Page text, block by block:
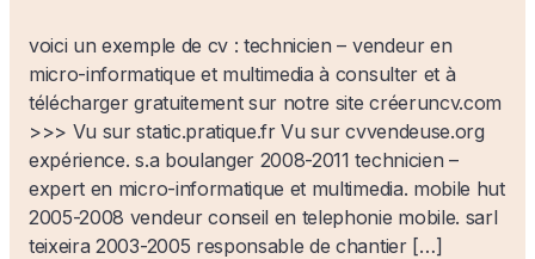
voici un exemple de cv : technicien – vendeur en
micro-informatique et multimedia à consulter et à
télécharger gratuitement sur notre site créeruncv.com
>>> Vu sur static.pratique.fr Vu sur cvvendeuse.org
expérience. s.a boulanger 2008-2011 technicien –
expert en micro-informatique et multimedia. mobile hut
2005-2008 vendeur conseil en telephonie mobile. sarl
teixeira 2003-2005 responsable de chantier […]